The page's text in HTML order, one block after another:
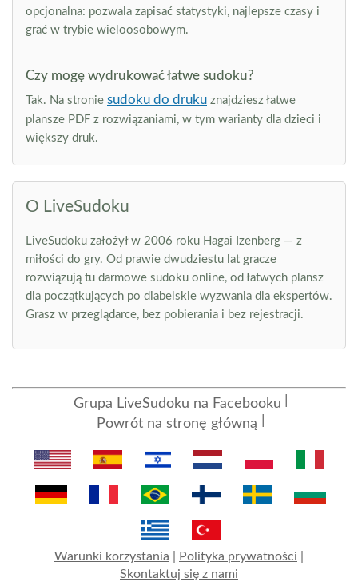
opcjonalna: pozwala zapisać statystyki, najlepsze czasy i
grać w trybie wieloosobowym.
Czy mogę wydrukować łatwe sudoku?
Tak. Na stronie sudoku do druku znajdziesz łatwe
plansze PDF z rozwiązaniami, w tym warianty dla dzieci i
większy druk.
O LiveSudoku
LiveSudoku założył w 2006 roku Hagai Izenberg — z
miłości do gry. Od prawie dwudziestu lat gracze
rozwiązują tu darmowe sudoku online, od łatwych plansz
dla początkujących po diabelskie wyzwania dla ekspertów.
Grasz w przeglądarce, bez pobierania i bez rejestracji.
Grupa LiveSudoku na Facebooku
Powrót na stronę główną
Warunki korzystania Polityka prywatności
Skontaktuj się z nami